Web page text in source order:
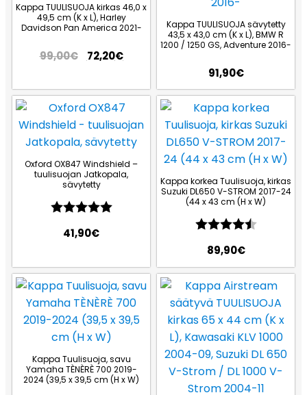
Kappa TUULISUOJA kirkas 46,0 x
49,5 cm (K x L), Harley
Davidson Pan America 2021-
99,00€ 72,20€
Kappa TUULISUOJA sävytetty
43,5 x 43,0 cm (K x L), BMW R
1200 / 1250 GS, Adventure 2016-
91,90€
Oxford OX847 Windshield –
tuulisuojan Jatkopala,
sävytetty
Arvio: 5.0 5:sta tähdestä
41,90€
Kappa korkea Tuulisuoja, kirkas
Suzuki DL650 V-STROM 2017-24
(44 x 43 cm (H x W)
Arvio: 4.5
89,90€
Kappa Tuulisuoja, savu
Yamaha TÈNÈRÈ 700 2019-
2024 (39,5 x 39,5 cm (H x W)